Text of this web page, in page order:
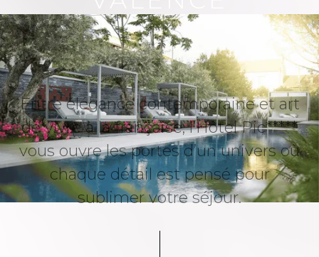
Entre élégance contemporaine et art
de vivre à la française, l’Hôtel Pic*****
vous ouvre les portes d’un univers où
chaque détail est pensé pour
sublimer votre séjour.